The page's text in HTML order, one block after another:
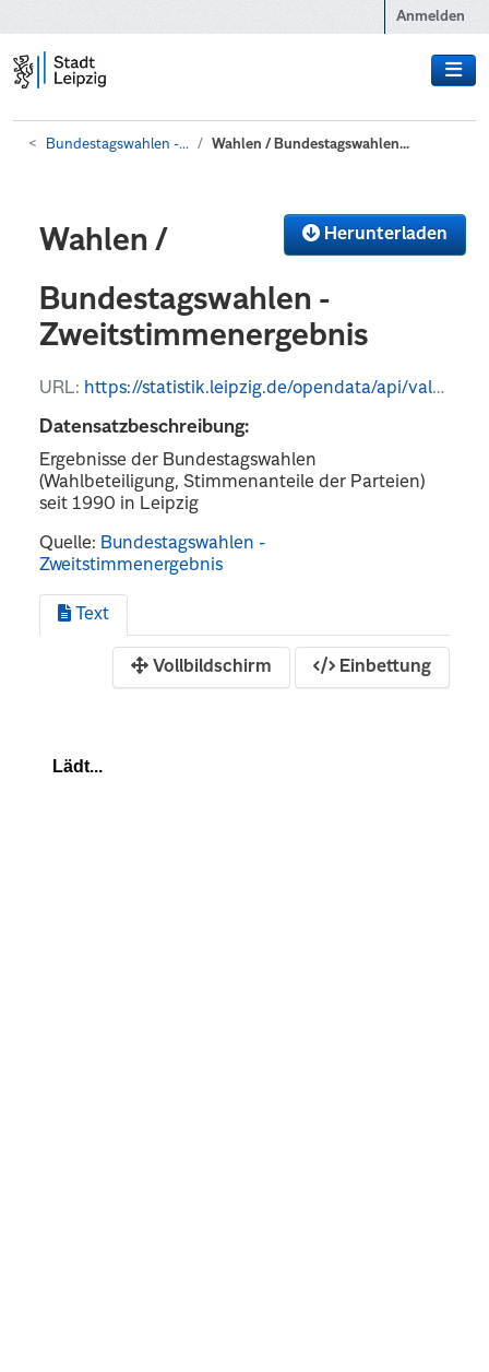
Anmelden
Bundestagswahlen -... Wahlen / Bundestagswahlen...
Herunterladen
Wahlen /
Bundestagswahlen -
Zweitstimmenergebnis
URL: https://statistik.leipzig.de/opendata/api/values?kategorie_nr=15&rubrik_nr=2&periode=d&format=json
Datensatzbeschreibung:
Ergebnisse der Bundestagswahlen
(Wahlbeteiligung, Stimmenanteile der Parteien)
seit 1990 in Leipzig
Quelle: Bundestagswahlen -
Zweitstimmenergebnis
Text
Vollbildschirm Einbettung